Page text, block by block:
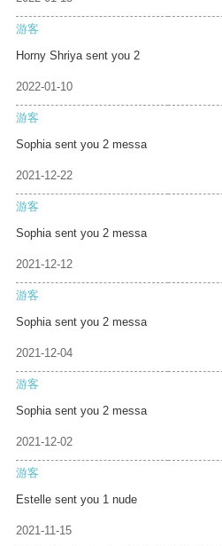
游客
Horny Shriya sent you 2
2022-01-10
游客
Sophia sent you 2 messa
2021-12-22
游客
Sophia sent you 2 messa
2021-12-12
游客
Sophia sent you 2 messa
2021-12-04
游客
Sophia sent you 2 messa
2021-12-02
游客
Estelle sent you 1 nude
2021-11-15